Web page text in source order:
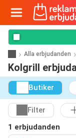
Alla erbjudanden
Kolgrill
Butiker
Filter
1 erbjudanden